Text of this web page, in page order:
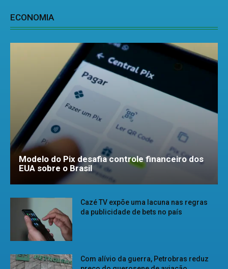
ECONOMIA
Modelo do Pix desafia controle financeiro dos
EUA sobre o Brasil
Cazé TV expõe uma lacuna nas regras
da publicidade de bets no país
Com alívio da guerra, Petrobras reduz